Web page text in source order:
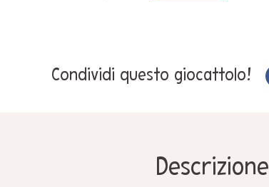
Condividi questo giocattolo!
Descrizione